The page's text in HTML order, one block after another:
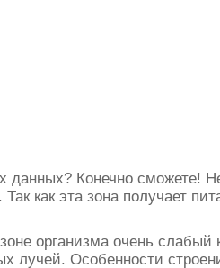
данных? Конечно сможете!
как эта зона получает
организма очень слабый
лучей. Особенности